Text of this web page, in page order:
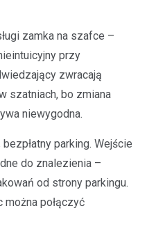
zamka na szafce –
przy
zwracają
szatniach, bo zmiana
niewygodna.
parking. Wejście
do znalezienia –
od strony parkingu.
można połączyć